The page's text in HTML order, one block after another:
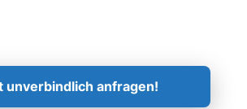
unverbindlich anfragen!